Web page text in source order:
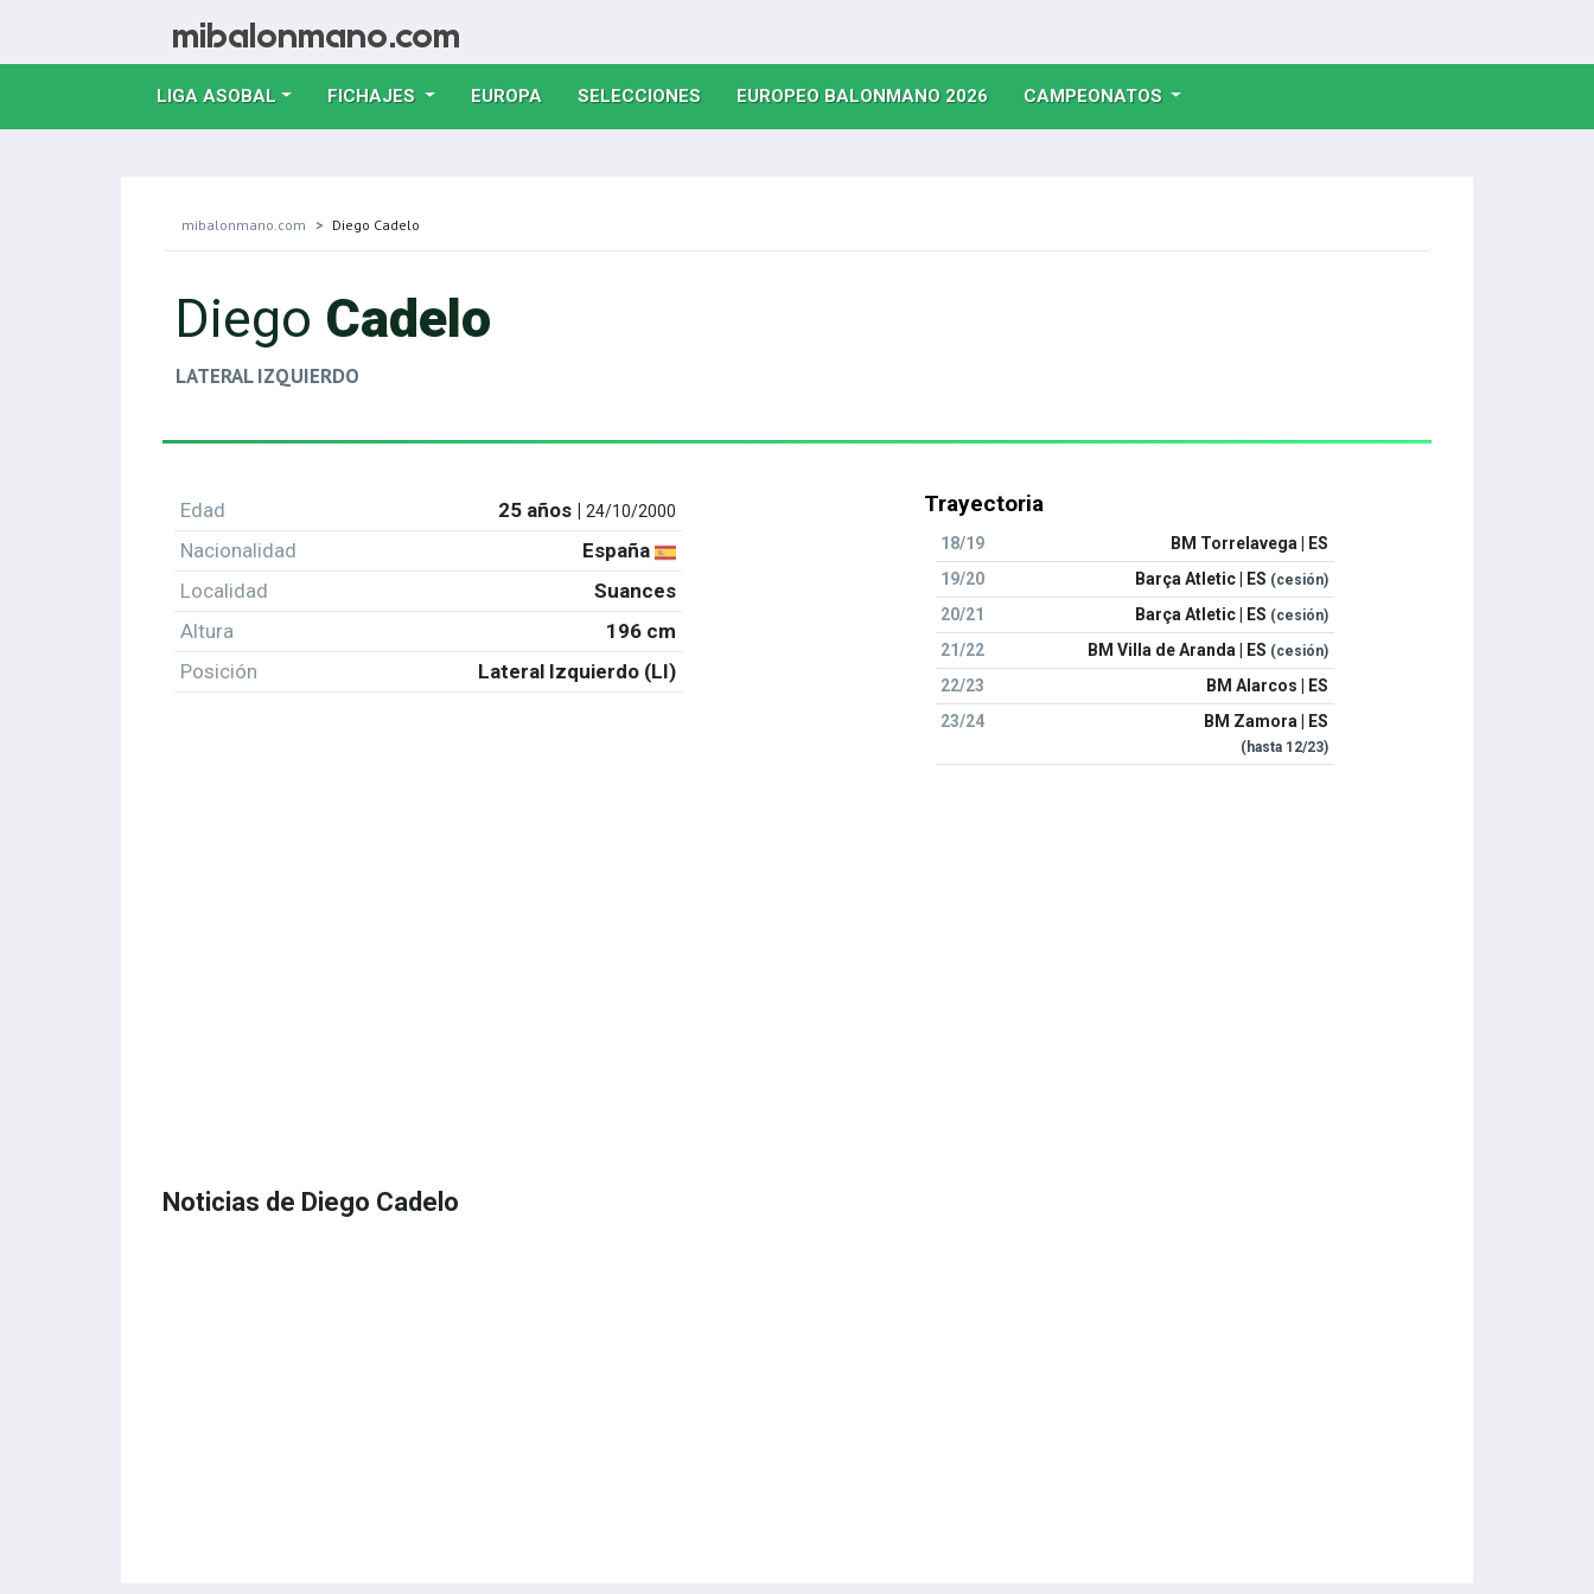
LIGA ASOBAL FICHAJES EUROPA(CURRENT)
SELECCIONES(CURRENT)
EUROPEO BALONMANO 2026(CURRENT)
CAMPEONATOS
mibalonmano.com Diego Cadelo
Diego Cadelo
LATERAL IZQUIERDO
Edad 25 años |24/10/2000
Nacionalidad
España
Localidad
Suances
Altura
196 cm
Posición
Lateral Izquierdo (LI)
Trayectoria
18/19
BM Torrelavega | ES
19/20
Barça Atletic | ES (cesión)
20/21 Barça Atletic | ES (cesión)
21/22 BM Villa de Aranda | ES (cesión)
22/23
BM Alarcos | ES
23/24
BM Zamora | ES
(hasta 12/23)
Noticias de Diego Cadelo